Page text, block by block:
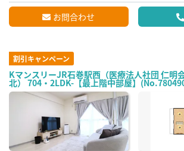
お問合わせ
割引キャンペーン
KマンスリーJR石巻駅西（医療法人社団 仁明
北） 704・2LDK-【最上階中部屋】